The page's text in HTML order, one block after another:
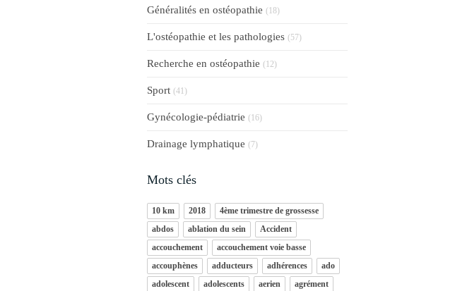
Généralités en ostéopathie (18)
L'ostéopathie et les pathologies (57)
Recherche en ostéopathie (12)
Sport (41)
Gynécologie-pédiatrie (16)
Drainage lymphatique (7)
Mots clés
10 km 2018
4ème trimestre de grossesse
abdos
ablation du sein
Accident
accouchement
accouchement voie basse
accouphènes
adducteurs adhérences
ado
adolescent
adolescents aerien
agrément